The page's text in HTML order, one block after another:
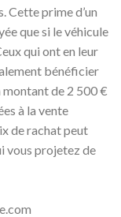
Cette prime d’un
que si le véhicule
qui ont en leur
bénéficier
montant de 2 500 €
à la vente
de rachat peut
vous projetez de